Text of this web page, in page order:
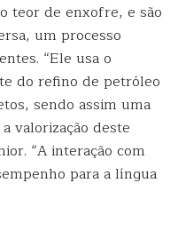
teor de enxofre, e são
um processo
“Ele usa o
do refino de petróleo
sendo assim uma
valorização deste
“A interação com
para a língua